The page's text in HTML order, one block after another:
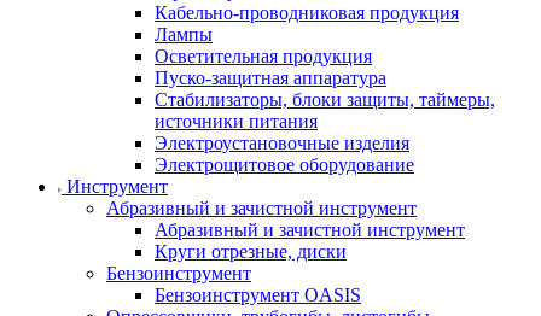
Кабельно-проводниковая продукция
Лампы
Осветительная продукция
Пуско-защитная аппаратура
Стабилизаторы, блоки защиты, таймеры,
источники питания
Электроустановочные изделия
Электрощитовое оборудование
Инструмент
Абразивный и зачистной инструмент
Абразивный и зачистной инструмент
Круги отрезные, диски
Бензоинструмент
Бензоинструмент OASIS